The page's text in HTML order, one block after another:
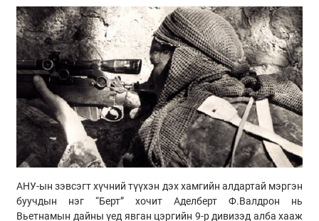
АНУ-ын зэвсэгт хүчний түүхэн дэх хамгийн алдартай мэргэн
буучдын нэг “Берт” хочит Аделберт Ф.Валдрон нь
Вьетнамын дайны үед явган цэргийн 9-р дивизэд алба хааж